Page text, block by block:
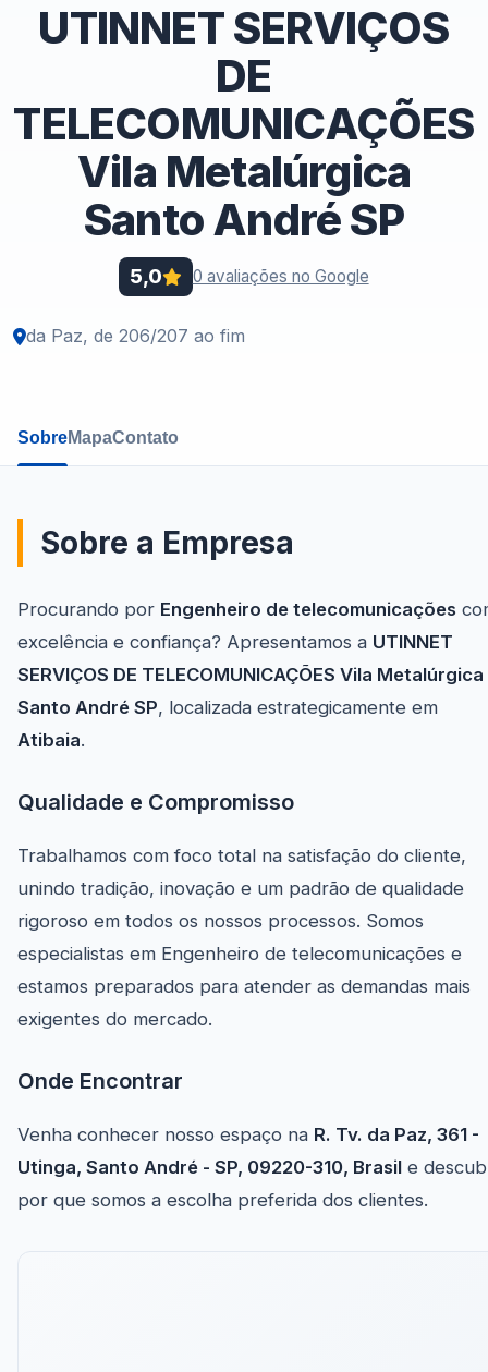
UTINNET SERVIÇOS
DE
TELECOMUNICAÇÕES
Vila Metalúrgica
Santo André SP
5,0 0 avaliações no Google
da Paz, de 206/207 ao fim
SobreMapaContato
Sobre a Empresa
Procurando por Engenheiro de telecomunicações
excelência e confiança? Apresentamos a UTINNET
SERVIÇOS DE TELECOMUNICAÇÕES Vila Metalúrgica
Santo André SP, localizada estrategicamente em
Atibaia.
Qualidade e Compromisso
Trabalhamos com foco total na satisfação do cliente,
unindo tradição, inovação e um padrão de qualidade
rigoroso em todos os nossos processos. Somos
especialistas em Engenheiro de telecomunicações e
estamos preparados para atender as demandas mais
exigentes do mercado.
Onde Encontrar
Venha conhecer nosso espaço na R. Tv. da Paz, 361 -
Utinga, Santo André - SP, 09220-310, Brasil e
por que somos a escolha preferida dos clientes.